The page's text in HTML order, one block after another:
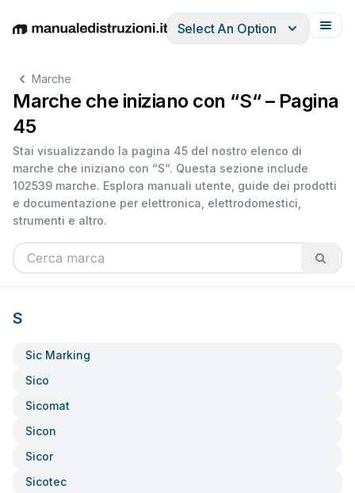
EnglishDeutschEspañolItalianoFrançais
Select An Option
Marche
Marche che iniziano con “S“ – Pagina
45
Stai visualizzando la pagina 45 del nostro elenco di
marche che iniziano con “S“. Questa sezione include
102539 marche. Esplora manuali utente, guide dei prodotti
e documentazione per elettronica, elettrodomestici,
strumenti e altro.
S
Sic Marking
Sico
Sicomat
Sicon
Sicor
Sicotec